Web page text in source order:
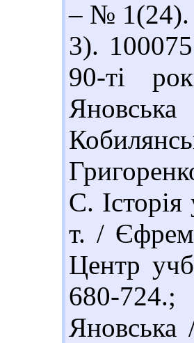
– № 1(24).
3).
90-ті
С.
т. /
Центр
680-